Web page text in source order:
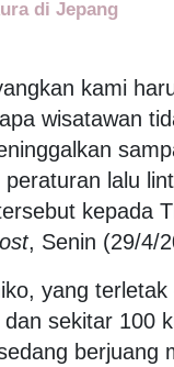
di Jepang
kami
wisatawan
lalu
kepada
, Senin (29/4/
yang
dan sekitar 100
berjuang